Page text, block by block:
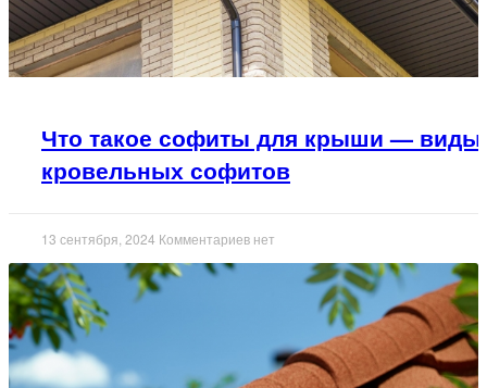
Что такое софиты для крыши — виды
кровельных софитов
13 сентября, 2024 Комментариев нет